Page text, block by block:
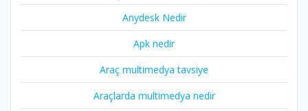
Anydesk Nedir
Apk nedir
Araç multimedya tavsiye
Araçlarda multimedya nedir